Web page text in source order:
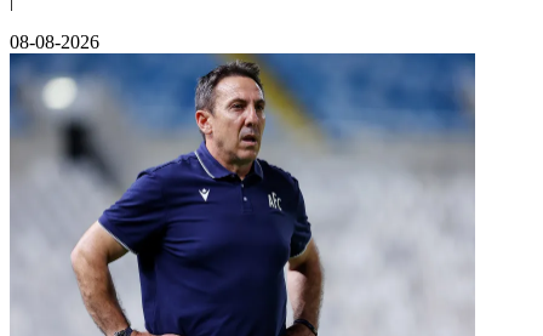
08-08-2026